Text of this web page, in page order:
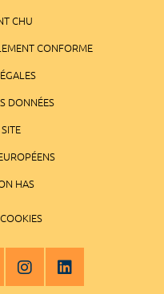
CHU
CONFORME
DONNÉES
HAS